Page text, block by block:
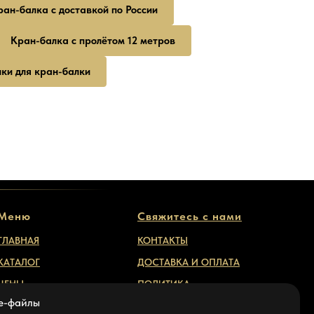
балка с доставкой по России
Кран-балка с пролётом 12 метров
для кран-балки
файлы
ЛИСТ
Свяжитесь с нами
КОНТАКТЫ
ДОСТАВКА И ОПЛАТА
ПОЛИТИКА